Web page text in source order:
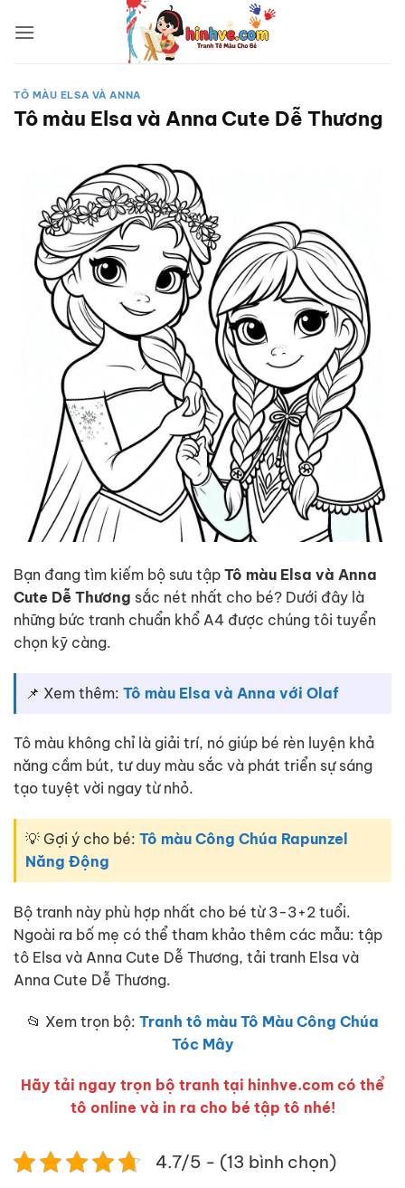
qua
TÔ MÀU ELSA VÀ ANNA
Tô màu Elsa và Anna Cute Dễ Thương
Bạn đang tìm kiếm bộ sưu tập Tô màu Elsa và Anna
Cute Dễ Thương sắc nét nhất cho bé? Dưới đây là
những bức tranh chuẩn khổ A4 được chúng tôi tuyển
chọn kỹ càng.
📌 Xem thêm: Tô màu Elsa và Anna với Olaf
Tô màu không chỉ là giải trí, nó giúp bé rèn luyện khả
năng cầm bút, tư duy màu sắc và phát triển sự sáng
tạo tuyệt vời ngay từ nhỏ.
💡 Gợi ý cho bé: Tô màu Công Chúa Rapunzel
Năng Động
Bộ tranh này phù hợp nhất cho bé từ 3-3+2 tuổi.
Ngoài ra bố mẹ có thể tham khảo thêm các mẫu: tập
tô Elsa và Anna Cute Dễ Thương, tải tranh Elsa và
Anna Cute Dễ Thương.
📂 Xem trọn bộ: Tranh tô màu Tô Màu Công Chúa
Tóc Mây
Hãy tải ngay trọn bộ tranh tại hinhve.com có thể
tô online và in ra cho bé tập tô nhé!
4.7/5 - (13 bình chọn)